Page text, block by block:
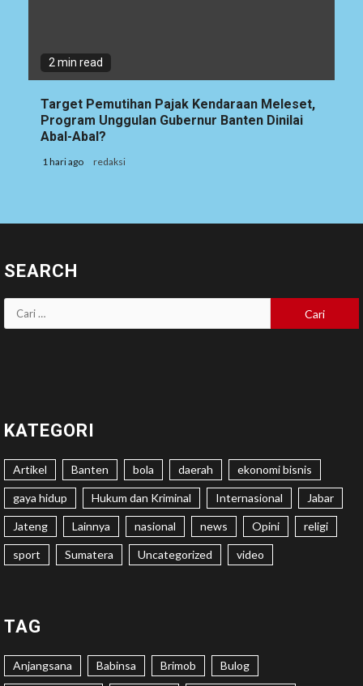
2 min read
Target Pemutihan Pajak Kendaraan Meleset,
Program Unggulan Gubernur Banten Dinilai
Abal-Abal?
1 hari ago redaksi
SEARCH
Cari
untuk:
KATEGORI
Artikel Banten bola daerah ekonomi bisnis
gaya hidup Hukum dan Kriminal Internasional Jabar
Jateng Lainnya nasional news Opini religi
sport Sumatera Uncategorized video
TAG
Anjangsana Babinsa Brimob Bulog